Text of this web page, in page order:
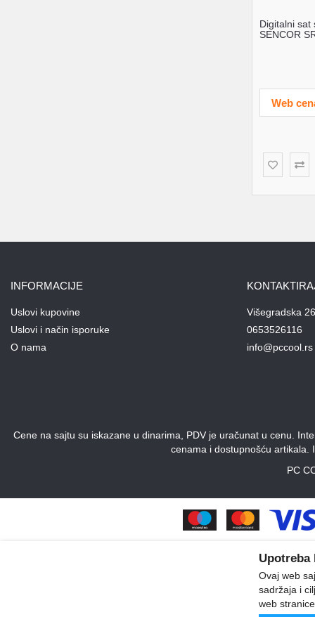
Digitalni sat
SENCOR
Web
INFORMACIJE
Uslovi kupovine
Uslovi i način isporuke
O nama
Višegradska
0653526116
info@pccool.rs
Cene na sajtu su iskazane u dinarima, PDV je uračunat u cenu.
cenama i dostupnošću artikala.
PC
Upotreba
Ovaj web
sadržaja i
web